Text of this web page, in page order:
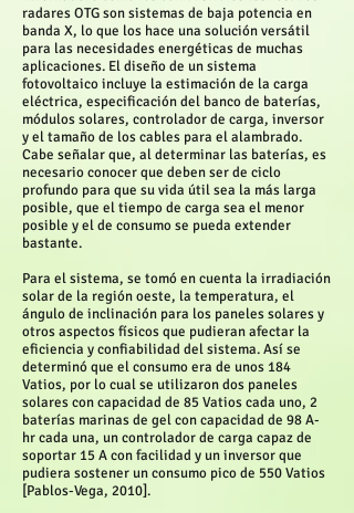
radares OTG son sistemas de baja potencia en
banda X, lo que los hace una solución versátil
para las necesidades energéticas de muchas
aplicaciones. El diseño de un sistema
fotovoltaico incluye la estimación de la carga
eléctrica, especificación del banco de baterías,
módulos solares, controlador de carga, inversor
y el tamaño de los cables para el alambrado.
Cabe señalar que, al determinar las baterías, es
necesario conocer que deben ser de ciclo
profundo para que su vida útil sea la más larga
posible, que el tiempo de carga sea el menor
posible y el de consumo se pueda extender
bastante.
Para el sistema, se tomó en cuenta la irradiación
solar de la región oeste, la temperatura, el
ángulo de inclinación para los paneles solares y
otros aspectos físicos que pudieran afectar la
eficiencia y confiabilidad del sistema. Así se
determinó que el consumo era de unos 184
Vatios, por lo cual se utilizaron dos paneles
solares con capacidad de 85 Vatios cada uno, 2
baterías marinas de gel con capacidad de 98 A-
hr cada una, un controlador de carga capaz de
soportar 15 A con facilidad y un inversor que
pudiera sostener un consumo pico de 550 Vatios
[Pablos-Vega, 2010].